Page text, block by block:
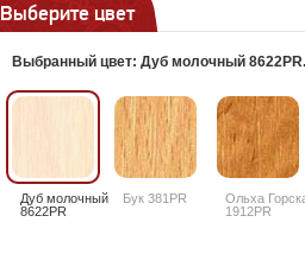
Выберите цвет
Выбранный цвет: Дуб молочный 8622PR.
Дуб молочный
8622PR
Бук 381PR
Ольха
1912PR